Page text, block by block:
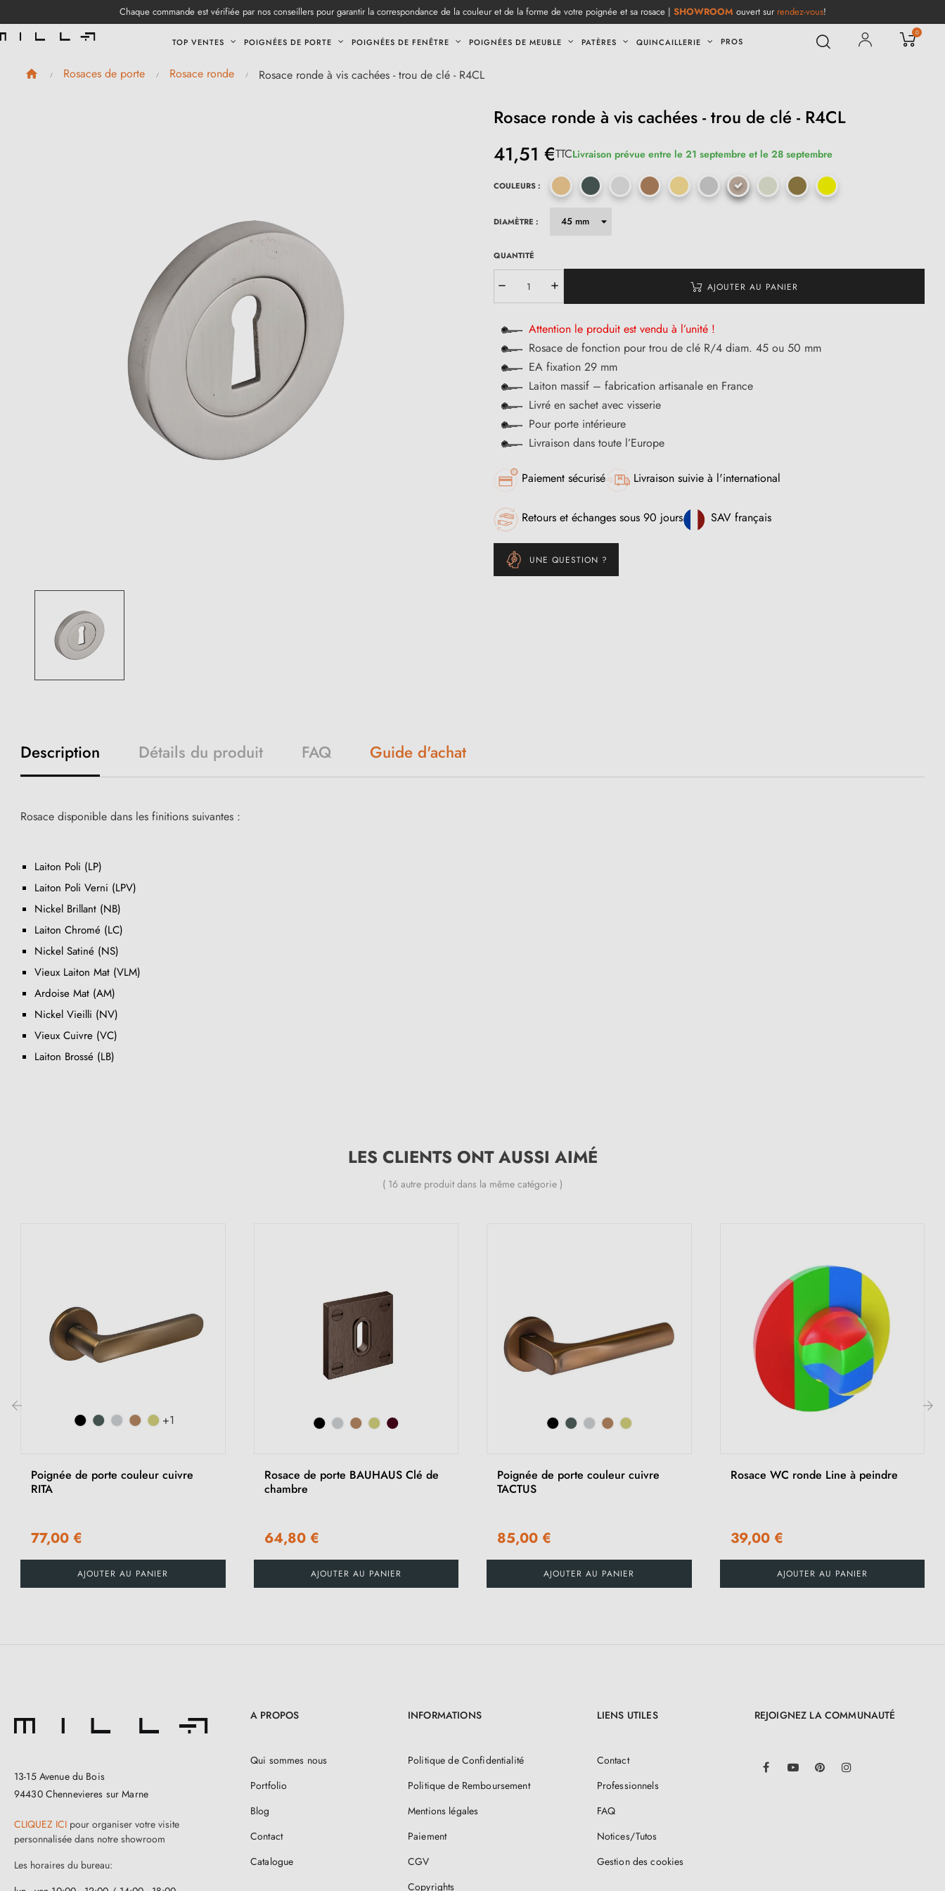
Chaque commande est vérifiée par nos conseillers pour garantir la correspondance de la couleur et de la forme de votre poignée et sa rosace | SHOWROOM ouvert sur rendez-vous!
TOP VENTES POIGNÉES DE PORTE POIGNÉES DE FENÊTRE POIGNÉES DE MEUBLE PATÈRES QUINCAILLERIE PROS
0
Rosaces de porte Rosace ronde Rosace ronde à vis cachées - trou de clé - R4CL
Rosace ronde à vis cachées - trou de clé - R4CL
41,51 €TTCLivraison prévue entre le 21 septembre et le 28 septembre
COULEURS :
DIAMÈTRE :
QUANTITÉ
AJOUTER AU PANIER
Attention le produit est vendu à l’unité !
Rosace de fonction pour trou de clé R/4 diam. 45 ou 50 mm
EA fixation 29 mm
Laiton massif – fabrication artisanale en France
Livré en sachet avec visserie
Pour porte intérieure
Livraison dans toute l’Europe
Paiement sécurisé Livraison suivie à l'international
Retours et échanges sous 90 jours SAV français
UNE QUESTION ?
Description Détails du produit FAQ Guide d'achat
Rosace disponible dans les finitions suivantes :
Laiton Poli (LP)
Laiton Poli Verni (LPV)
Nickel Brillant (NB)
Laiton Chromé (LC)
Nickel Satiné (NS)
Vieux Laiton Mat (VLM)
Ardoise Mat (AM)
Nickel Vieilli (NV)
Vieux Cuivre (VC)
Laiton Brossé (LB)
LES CLIENTS ONT AUSSI AIMÉ
( 16 autre produit dans la même catégorie )
+1
Poignée de porte couleur cuivre
RITA
77,00 €
AJOUTER AU PANIER
Rosace de porte BAUHAUS Clé de
chambre
64,80 €
AJOUTER AU PANIER
Poignée de porte couleur cuivre
TACTUS
85,00 €
AJOUTER AU PANIER
Rosace WC ronde Line à peindre
39,00 €
AJOUTER AU PANIER
13-15 Avenue du Bois
94430 Chennevieres sur Marne
CLIQUEZ ICI pour organiser votre visite
personnalisée dans notre showroom
Les horaires du bureau:
A PROPOS
Qui sommes nous
Portfolio
Blog
Contact
Catalogue
INFORMATIONS
Politique de Confidentialité
Politique de Remboursement
Mentions légales
Paiement
CGV
Copyrights
LIENS UTILES
Contact
Professionnels
FAQ
Notices/Tutos
Gestion des cookies
REJOIGNEZ LA COMMUNAUTÉ
FacebookYouTube Pinterest